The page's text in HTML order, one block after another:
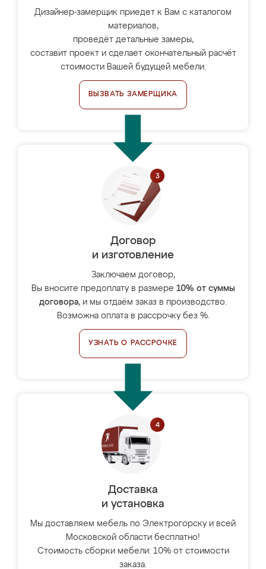
Дизайнер-замерщик приедет к Вам с каталогом
материалов,
проведёт детальные замеры,
составит проект и сделает окончательный расчёт
стоимости Вашей будущей мебели.
ВЫЗВАТЬ ЗАМЕРЩИКА
Договор
и изготовление
Заключаем договор,
Вы вносите предоплату в размере 10% от суммы
договора, и мы отдаём заказ в производство.
Возможна оплата в рассрочку без %.
УЗНАТЬ О РАССРОЧКЕ
Доставка
и установка
Мы доставляем мебель по Электрогорску и всей
Московской области бесплатно!
Стоимость сборки мебели: 10% от стоимости
заказа.